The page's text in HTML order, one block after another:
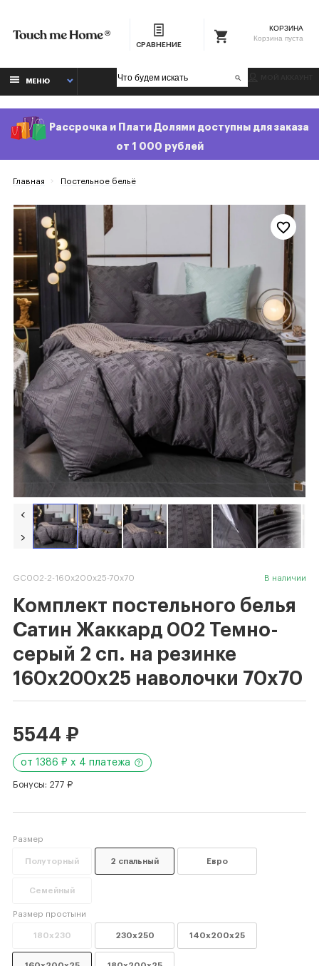
СРАВНЕНИЕ
КОРЗИНА
Корзина пуста
МЕНЮ
Рассрочка и Плати Долями доступны для заказа
от 1 000 рублей
Главная Постельное бельё
GC002-2-160x200x25-70x70
Комплект постельного белья
Сатин Жаккард 002 Темно-
серый 2 сп. на резинке
160x200x25 наволочки 70x70
В наличии
5544 ₽
от 1386 ₽ x 4 платежа
Бонусы: 277 ₽
Размер
Полуторный 2 спальный Евро
Семейный
Размер простыни
180x230 230x250 140x200x25